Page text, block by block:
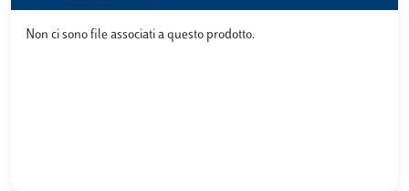
Non ci sono file associati a questo prodotto.